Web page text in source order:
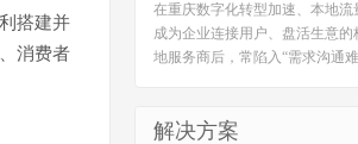
搭建并
消费者
在重庆数字化转型加速、本地
成为企业连接用户、盘活生意
地服务商后，常陷入“需求沟通
解决方案